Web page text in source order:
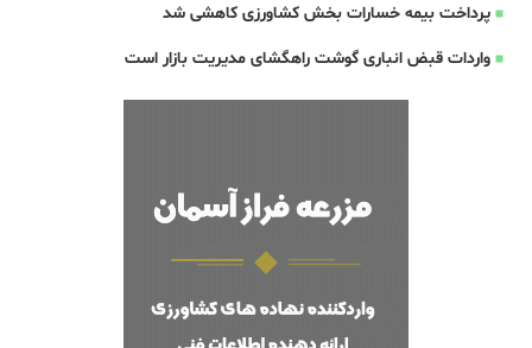
پرداخت بیمه خسارات بخش کشاورزی کاهشی شد
واردات قبض‌ انباری گوشت راهگشای مدیریت بازار است